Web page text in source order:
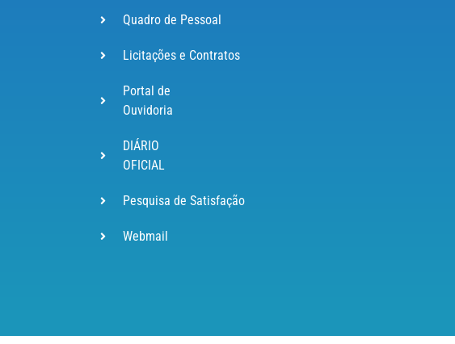
Quadro de Pessoal
Licitações e Contratos
Portal de
Ouvidoria
DIÁRIO
OFICIAL
Pesquisa de Satisfação
Webmail